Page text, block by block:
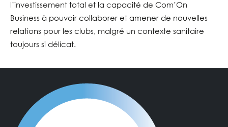
l’investissement total et la capacité de Com’On
Business à pouvoir collaborer et amener de nouvelles
relations pour les clubs, malgré un contexte sanitaire
toujours si délicat.